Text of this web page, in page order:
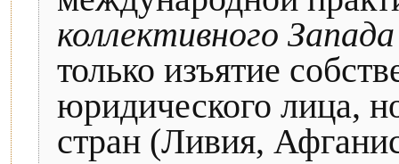
коллективного Запада
только изъятие
юридического лица,
стран (Ливия,